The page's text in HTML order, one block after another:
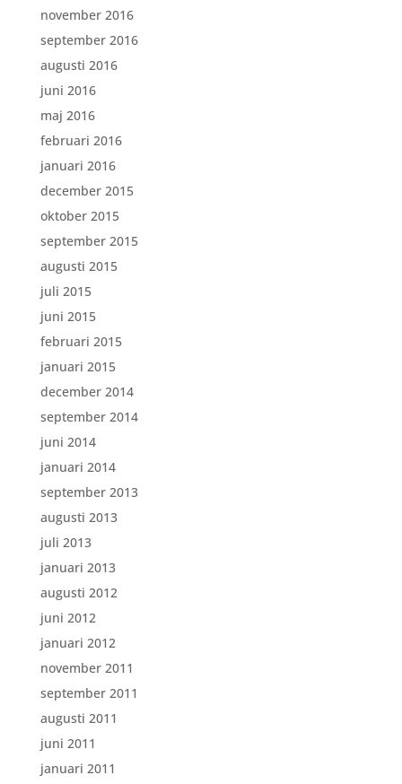
november 2016
september 2016
augusti 2016
juni 2016
maj 2016
februari 2016
januari 2016
december 2015
oktober 2015
september 2015
augusti 2015
juli 2015
juni 2015
februari 2015
januari 2015
december 2014
september 2014
juni 2014
januari 2014
september 2013
augusti 2013
juli 2013
januari 2013
augusti 2012
juni 2012
januari 2012
november 2011
september 2011
augusti 2011
juni 2011
januari 2011